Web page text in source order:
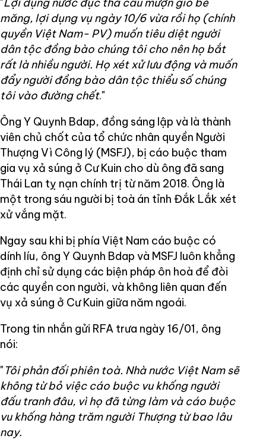
"Lợi dụng nước đục thả câu mượn gió bẻ
măng, lợi dụng vụ ngày 10/6 vừa rồi họ (chính
quyền Việt Nam- PV) muốn tiêu diệt người
dân tộc đồng bào chúng tôi cho nên họ bắt
rất là nhiều người. Họ xét xử lưu động và muốn
đẩy người đồng bào dân tộc thiểu số chúng
tôi vào đường chết."
Ông Y Quynh Bdap, đồng sáng lập và là thành
viên chủ chốt của tổ chức nhân quyền Người
Thượng Vì Công lý (MSFJ), bị cáo buộc tham
gia vụ xả súng ở Cư Kuin cho dù ông đã sang
Thái Lan tỵ nạn chính trị từ năm 2018. Ông là
một trong sáu người bị toà án tỉnh Đắk Lắk xét
xử vắng mặt.
Ngay sau khi bị phía Việt Nam cáo buộc có
dính líu, ông Y Quynh Bdap và MSFJ luôn khẳng
định chỉ sử dụng các biện pháp ôn hoà để đòi
các quyền con người, và không liên quan đến
vụ xả súng ở Cư Kuin giữa năm ngoái.
Trong tin nhắn gửi RFA trưa ngày 16/01, ông
nói:
"Tôi phản đối phiên toà. Nhà nước Việt Nam sẽ
không từ bỏ việc cáo buộc vu khống người
đấu tranh đâu, vì họ đã từng làm và cáo buộc
vu khống hàng trăm người Thượng từ bao lâu
nay.